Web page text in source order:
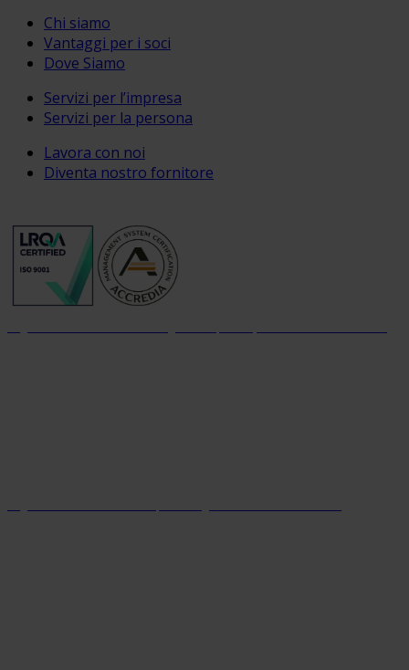
Chi siamo
Vantaggi per i soci
Dove Siamo
Servizi per l’impresa
Servizi per la persona
Lavora con noi
Diventa nostro fornitore